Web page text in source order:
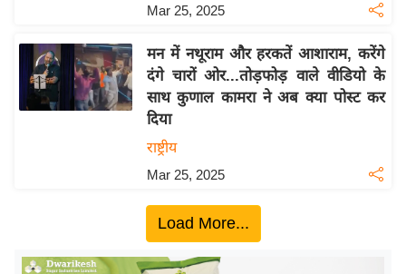
डि
या
त
Mar 25, 2025
मन में नथूराम और हरकतें आशाराम, करेंगे
दंगे चारों ओर...तोड़फोड़ वाले वीडियो के
साथ कुणाल कामरा ने अब क्या पोस्ट कर
दिया
राष्ट्रीय
Mar 25, 2025
Load More...